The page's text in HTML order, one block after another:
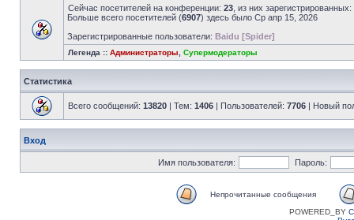
Сейчас посетителей на конференции: 23 , из них
Больше всего посетителей (6907) здесь было Ср апр 15, 2026
Зарегистрированные пользователи: Baidu [Spider]
Легенда :: Администраторы Супермодераторы
Статистика
Всего сообщений: 13820 | Тем: 1406 | Пользователей: 7706 | Новый
Вход
Имя пользователя: Пароль:
Непрочитанные сообщения
POWERED_BY